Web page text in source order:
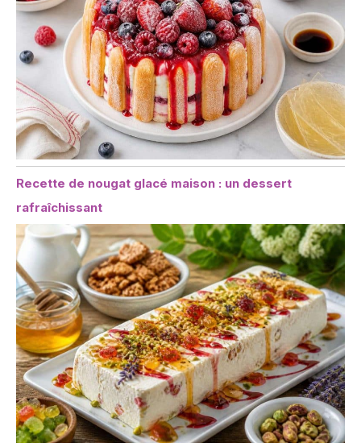
Recette de nougat glacé maison : un dessert
rafraîchissant